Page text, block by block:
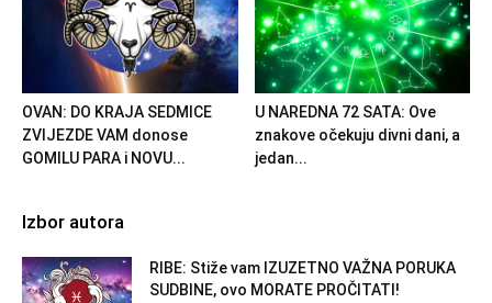
OVAN: DO KRAJA SEDMICE
ZVIJEZDE VAM donose
GOMILU PARA i NOVU...
U NAREDNA 72 SATA: Ove
znakove očekuju divni dani, a
jedan...
Izbor autora
RIBE: Stiže vam IZUZETNO VAŽNA PORUKA
SUDBINE, ovo MORATE PROČITATI!